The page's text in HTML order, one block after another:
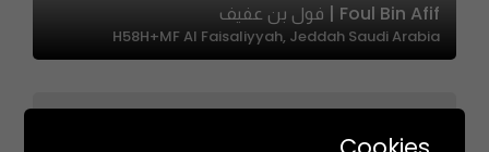
Foul Bin Afif | فول بن عفيف
H58H+MF Al Faisaliyyah, Jeddah Saudi Arabia